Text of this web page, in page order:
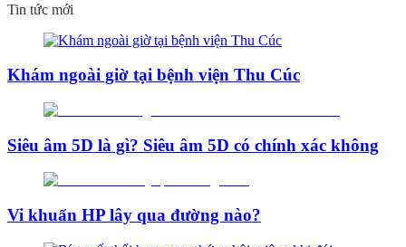
Tin tức mới
Khám ngoài giờ tại bệnh viện Thu Cúc
Siêu âm 5D là gì? Siêu âm 5D có chính xác không
Vi khuẩn HP lây qua đường nào?